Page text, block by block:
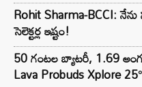
Rohit Sharma-BCCI:
సెలెక్టర్ల ఇష్టం!
50 గంటల బ్యాటరీ, 1.69
Lava Probuds Xplore